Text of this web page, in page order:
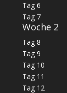
Tag 6
Tag 7
Woche 2
Tag 8
Tag 9
Tag 10
Tag 11
Tag 12